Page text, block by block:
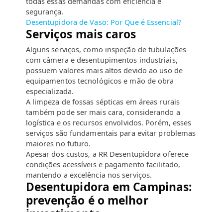
segurança.
Desentupidora de Vaso: Por Que é Essencial?
Serviços mais caros
Alguns serviços, como inspeção de tubulações
com câmera e desentupimentos industriais,
possuem valores mais altos devido ao uso de
equipamentos tecnológicos e mão de obra
especializada.
A limpeza de fossas sépticas em áreas rurais
também pode ser mais cara, considerando a
logística e os recursos envolvidos. Porém, esses
serviços são fundamentais para evitar problemas
maiores no futuro.
Apesar dos custos, a RR Desentupidora oferece
condições acessíveis e pagamento facilitado,
mantendo a excelência nos serviços.
Desentupidora em Campinas:
prevenção é o melhor